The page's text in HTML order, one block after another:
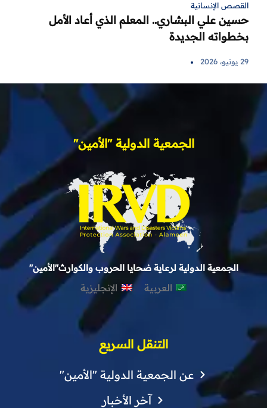
القصص الإنسانية
حسين علي البشاري.. المعلم الذي أعاد الأمل
بخطواته الجديدة
29 يونيو، 2026
الجمعية الدولية "الأمين"
الجمعية الدولية لرعاية ضحايا الحروب والكوارث"الأمين"
العربية الإنجليزية
التنقل السريع
عن الجمعية الدولية "الأمين"
آخر الأخبار